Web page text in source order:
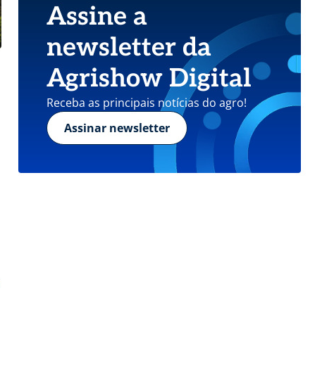
Assine a
newsletter da
Agrishow Digital
Receba as principais notícias do agro!
Assinar newsletter